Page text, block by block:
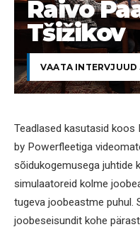
Raivo
Tšižikov
VAATA INTERVJUUD
Teadlased kasutasid
by Powerfleetiga
sõidukogemusega juhtide
simulaatoreid kolme
tugeva joobeastme puhul.
joobeseisundit kohe